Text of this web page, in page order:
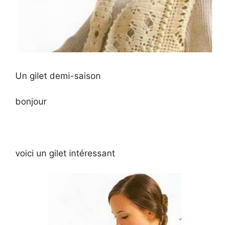
Un gilet demi-saison
bonjour
voici un gilet intéressant